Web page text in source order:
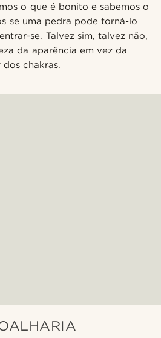
o que é bonito e sabemos o
se uma pedra pode torná-lo
se. Talvez sim, talvez não,
da aparência em vez da
chakras.